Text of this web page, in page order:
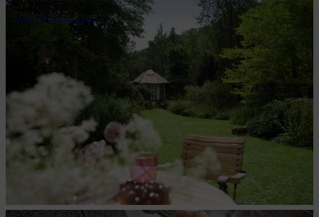
Trädgårdsskötsel